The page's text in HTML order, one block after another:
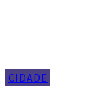
CIDADE